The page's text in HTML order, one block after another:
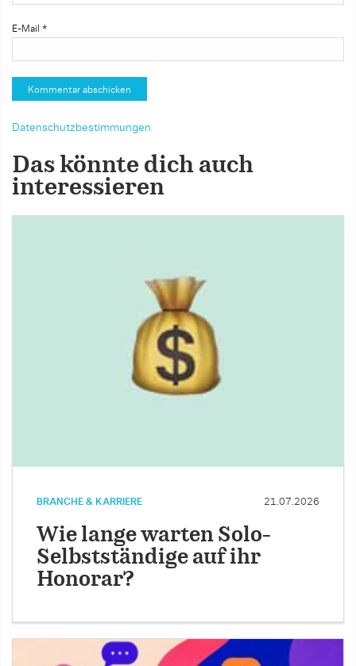
E-Mail *
Datenschutzbestimmungen
Das könnte dich auch
interessieren
BRANCHE & KARRIERE 21.07.2026
Wie lange warten Solo-
Selbstständige auf ihr
Honorar?